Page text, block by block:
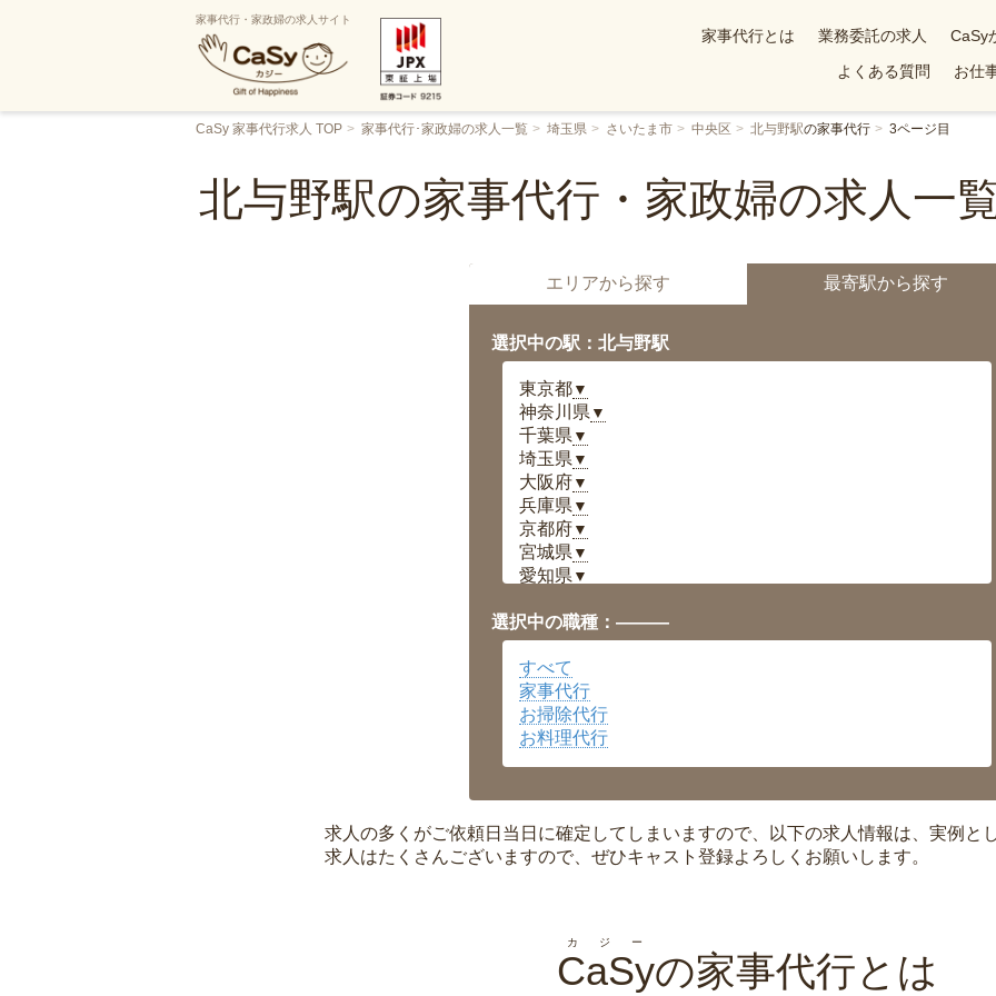
家事代行・家政婦の求人サイト
家事代行とは 業務委託の求人 CaSy
よくある質問
お仕
CaSy 家事代行求人 TOP 家事代行･家政婦の求人一覧 埼玉県 さいたま市 中央区 北与野駅の家事代行 3ページ目
北与野駅の家事代行・家政婦の求人一
エリアから探す 最寄駅から探す
選択中の駅：北与野駅
東京都▼
神奈川県 ▼
千葉県 ▼
埼玉県 ▼
大阪府▼
兵庫県 ▼
京都府▼
宮城県 ▼
愛知県 ▼
岡山県▼
広島県▼
沖縄県
選択中の職種：———
すべて
家事代行
お掃除代行
お料理代行
求人の多くがご依頼日当日に確定してしまいますので、以下の求人情報は、実例と
求人はたくさんございますので、ぜひキャスト登録よろしくお願いします。
CaSy
カジー
の家事代行とは